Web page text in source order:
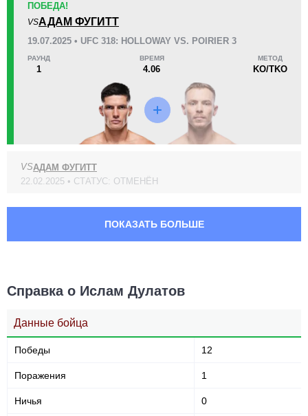
DWCS
SCF
ПОБЕДА!
VSАДАМ ФУГИТТ
19.07.2025 • UFC 318: HOLLOWAY VS. POIRIER 3
РАУНД
1
ВРЕМЯ
4.06
МЕТОД
KO/TKO
VSАДАМ ФУГИТТ
22.02.2025 • СТАТУС: ОТМЕНЁН
ПОКАЗАТЬ БОЛЬШЕ
Справка о Ислам Дулатов
Данные бойца
Победы 12
Поражения 1
Ничья 0